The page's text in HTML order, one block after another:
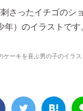
さったイチゴのシ
年）のイラストです
ケーキを喜ぶ男の子のイラス